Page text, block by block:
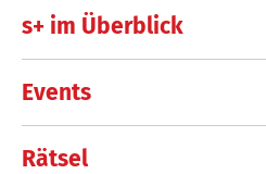
s+ im Überblick
Events
Rätsel